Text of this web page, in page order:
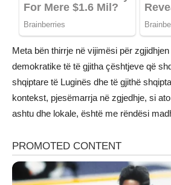
Meta bën thirrje në vijimësi për
demokratike të të gjitha çështjeve që
shqiptare të Luginës dhe të gjithë
kontekst, pjesëmarrja në zgjedhje, si
ashtu dhe lokale, është me rëndësi